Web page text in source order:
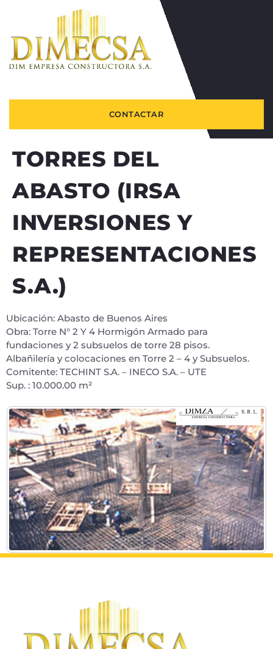
CONTACTAR
TORRES DEL
ABASTO (IRSA
INVERSIONES Y
REPRESENTACIONES
S.A.)
Ubicación: Abasto de Buenos Aires
Obra: Torre N° 2 Y 4 Hormigón Armado para
fundaciones y 2 subsuelos de torre 28 pisos.
Albañilería y colocaciones en Torre 2 – 4 y Subsuelos.
Comitente: TECHINT S.A. – INECO S.A. – UTE
Sup. : 10.000.00 m²